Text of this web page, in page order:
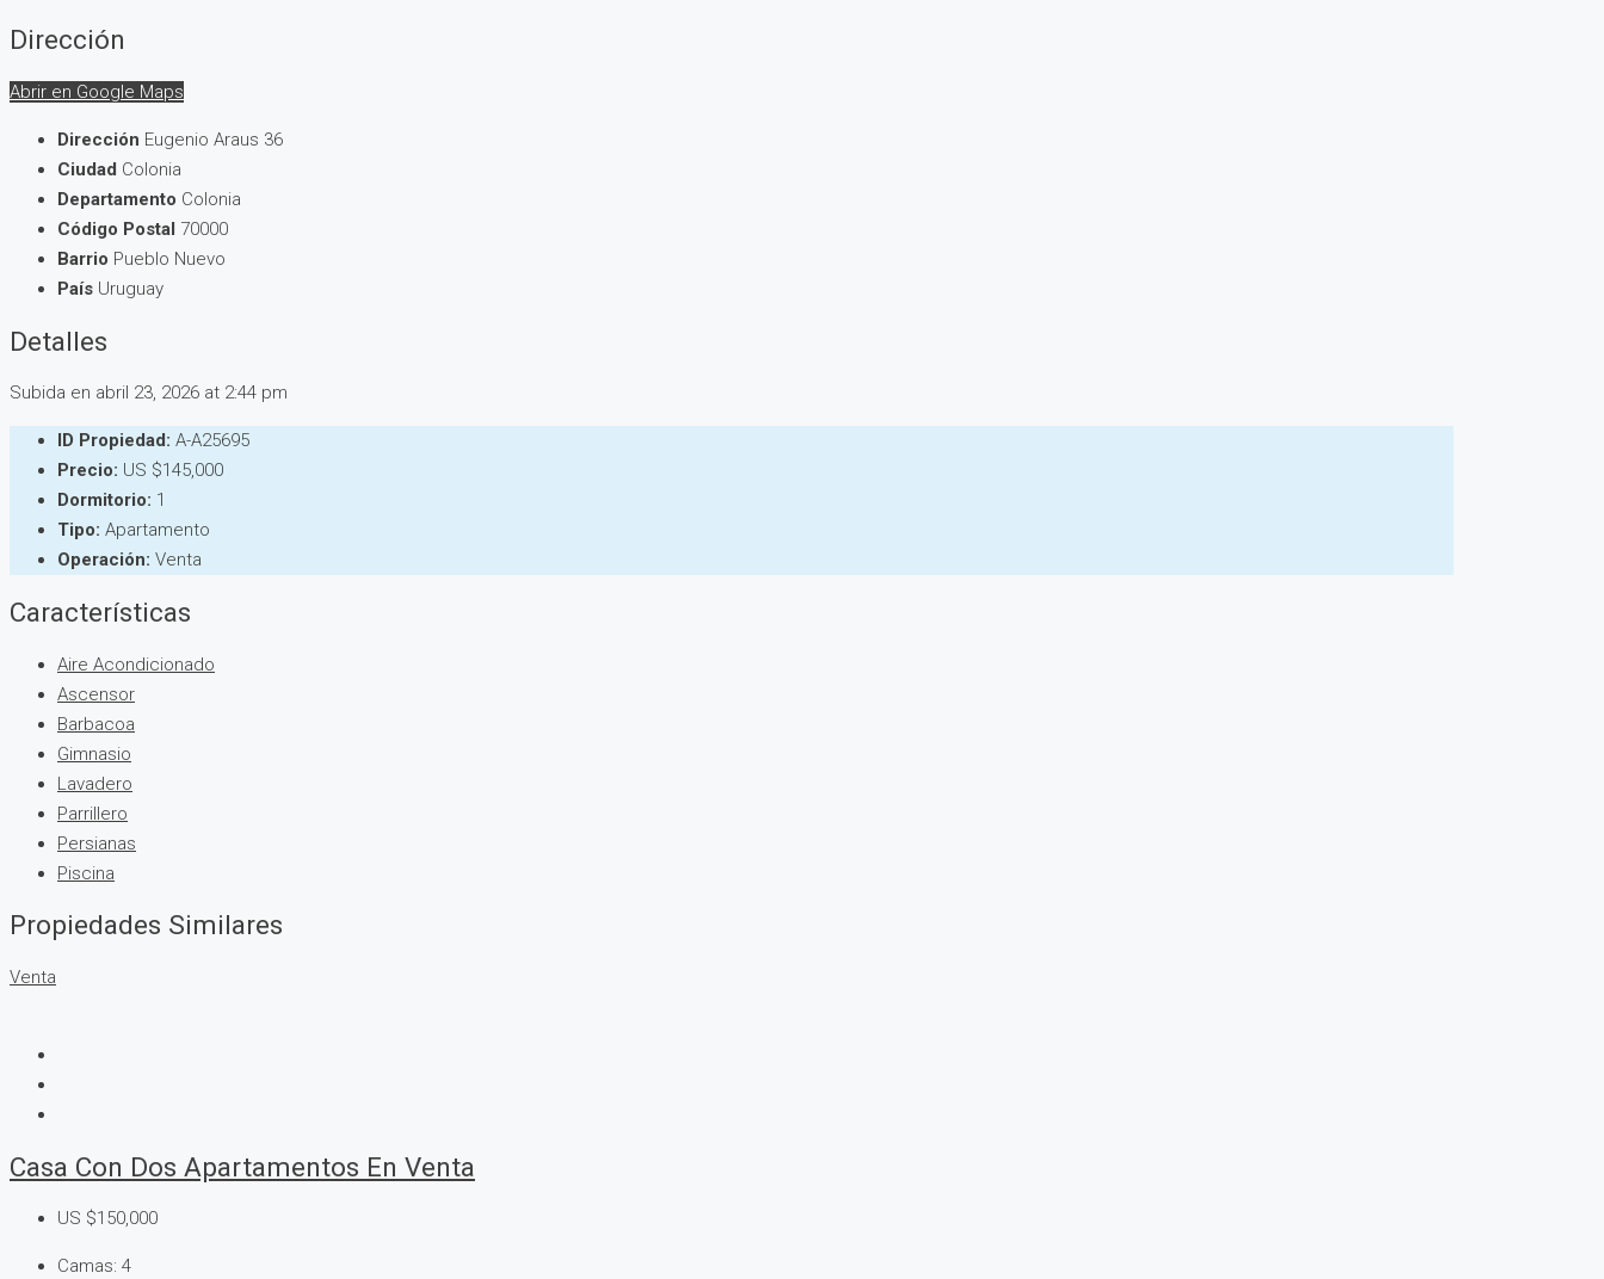
Dirección
Abrir en Google Maps
Dirección Eugenio Araus 36
Ciudad Colonia
Departamento Colonia
Código Postal 70000
Barrio Pueblo Nuevo
País Uruguay
Detalles
Subida en abril 23, 2026 at 2:44 pm
ID Propiedad: A-A25695
Precio: US $145,000
Dormitorio: 1
Tipo: Apartamento
Operación: Venta
Características
Aire Acondicionado
Ascensor
Barbacoa
Gimnasio
Lavadero
Parrillero
Persianas
Piscina
Propiedades Similares
Venta
Casa Con Dos Apartamentos En Venta
US $150,000
Camas: 4